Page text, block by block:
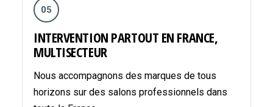
05
INTERVENTION PARTOUT EN FRANCE,
MULTISECTEUR
Nous accompagnons des marques de tous
horizons sur des salons professionnels dans